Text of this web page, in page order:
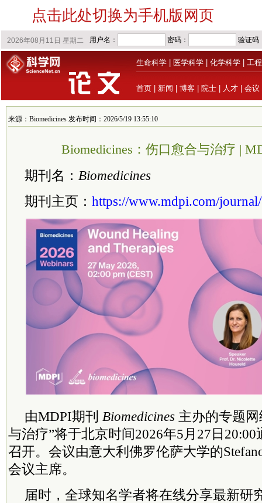
点击此处切换为手机版网页
生命科学 医学科学 化学科学 工
首页 新闻 博客 院士 人才 会议
来源：Biomedicines 发布时间：2026/5/19 13:55:10
Biomedicines：伤口愈合与治疗 |
期刊名： Biomedicines
期刊主页： https://www.mdpi.com/
由MDPI期刊 Biomedicines 主办的专题
与治疗”将于北京时间2026年5月27日
召开。会议由意大利佛罗伦萨大学的
会议主席。
届时，全球知名学者将在线分享最新研